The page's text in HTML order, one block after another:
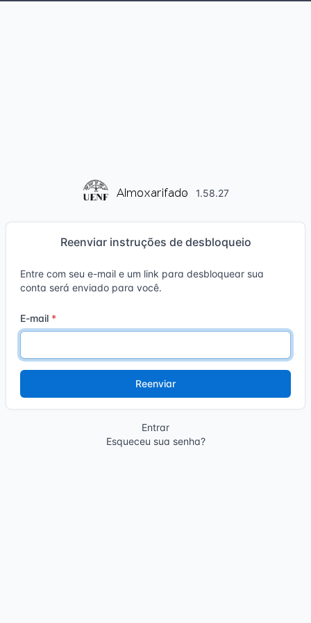
1.58.27
Reenviar instruções de desbloqueio
Entre com seu e-mail e um link para desbloquear sua
conta será enviado para você.
E-mail
Entrar
Esqueceu sua senha?